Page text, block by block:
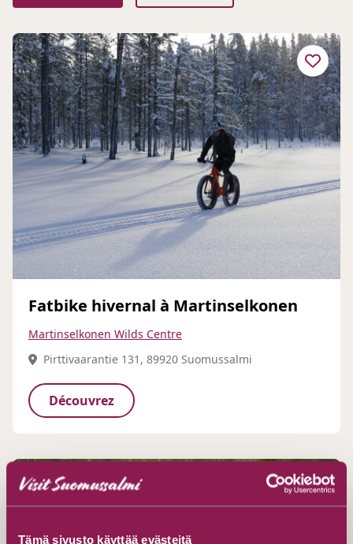
Tämä sivusto käyttää evästeitä
Fatbike hivernal à Martinselkonen
Martinselkonen Wilds Centre
Pirttivaarantie 131, 89920 Suomussalmi
Découvrez